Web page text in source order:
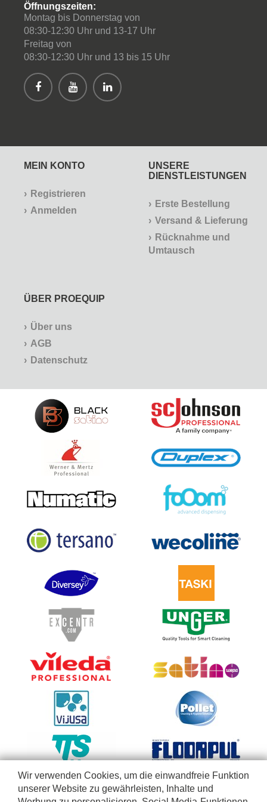
Wir verwenden Cookies, um die einwandfreie Funktion
unserer Website zu gewährleisten, Inhalte und
Öffnungszeiten:
Montag bis Donnerstag von
08:30-12:30 Uhr und 13-17 Uhr
Freitag von
08:30-12:30 Uhr und 13 bis 15 Uhr
MEIN KONTO
Registrieren
Anmelden
UNSERE
DIENSTLEISTUNGEN
Erste Bestellung
Versand & Lieferung
Rücknahme und
Umtausch
ÜBER PROEQUIP
Über uns
AGB
Datenschutz